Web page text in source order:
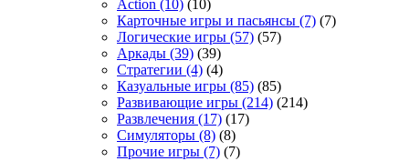
Action (10) (10)
Карточные игры и пасьянсы (7) (7)
Логические игры (57) (57)
Аркады (39) (39)
Стратегии (4) (4)
Казуальные игры (85) (85)
Развивающие игры (214) (214)
Развлечения (17) (17)
Симуляторы (8) (8)
Прочие игры (7) (7)